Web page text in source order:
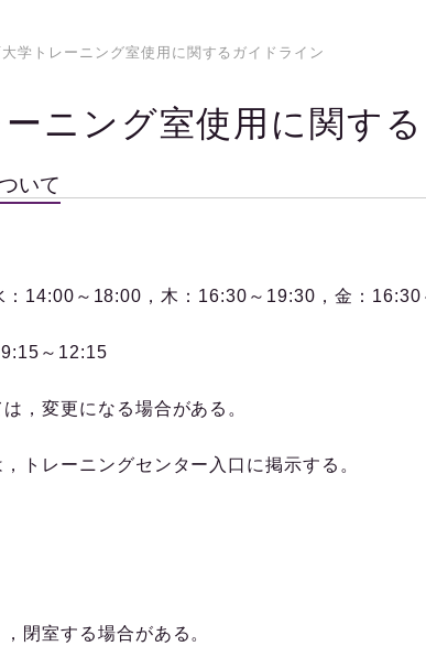
学トレーニング室使用に関するガイドライン
ニング室使用に関す
いて
： 14:00 ～ 18:00 ，木： 16:30 ～ 19:30 ，金： 16:30
9:15 ～ 12:15
，変更になる場合がある。
ーニングセンター入口に掲示する。
閉室する場合がある。